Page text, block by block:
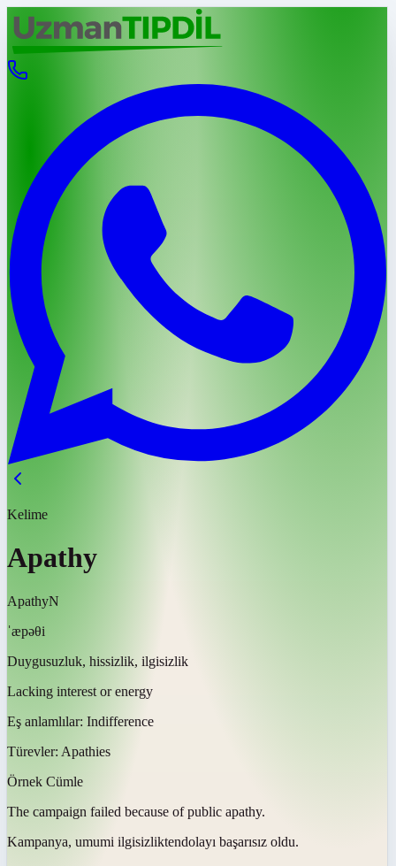
Kelime
Apathy
ApathyN
ˈæpəθi
Duygusuzluk, hissizlik, ilgisizlik
Lacking interest or energy
Eş anlamlılar: Indifference
Türevler: Apathies
Örnek Cümle
The campaign failed because of public apathy.
Kampanya, umumi ilgisizliktendolayı başarısız oldu.